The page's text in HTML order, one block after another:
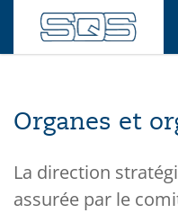
Organes et
La direction
assurée par le